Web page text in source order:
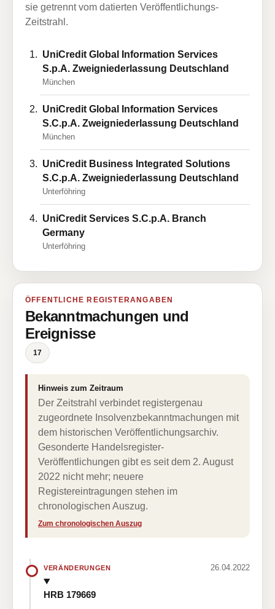
sie getrennt vom datierten Veröffentlichungs-
Zeitstrahl.
UniCredit Global Information Services
S.p.A. Zweigniederlassung Deutschland
München
UniCredit Global Information Services
S.C.p.A. Zweigniederlassung Deutschland
München
UniCredit Business Integrated Solutions
S.C.p.A. Zweigniederlassung Deutschland
Unterföhring
UniCredit Services S.C.p.A. Branch
Germany
Unterföhring
ÖFFENTLICHE REGISTERANGABEN
Bekanntmachungen und
Ereignisse
17
Hinweis zum Zeitraum
Der Zeitstrahl verbindet registergenau
zugeordnete Insolvenzbekanntmachungen mit
dem historischen Veröffentlichungsarchiv.
Gesonderte Handelsregister-
Veröffentlichungen gibt es seit dem 2. August
2022 nicht mehr; neuere
Registereintragungen stehen im
chronologischen Auszug.
Zum chronologischen Auszug
VERÄNDERUNGEN 26.04.2022
HRB 179669